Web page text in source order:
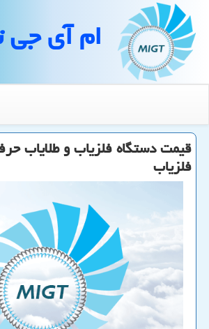
ام آی جی
قیمت دستگاه فلزیاب و طلایاب
فلزیاب